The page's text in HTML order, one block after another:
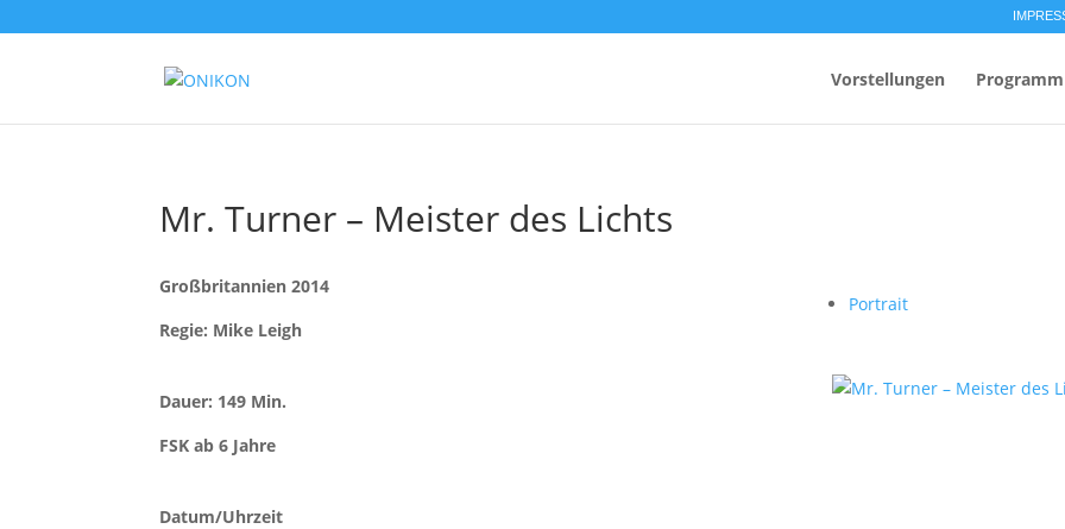
Vorstellungen Programm
Mr. Turner – Meister des Lichts
Portrait
Großbritannien 2014
Regie: Mike Leigh
Dauer: 149 Min.
FSK ab 6 Jahre
Datum/Uhrzeit